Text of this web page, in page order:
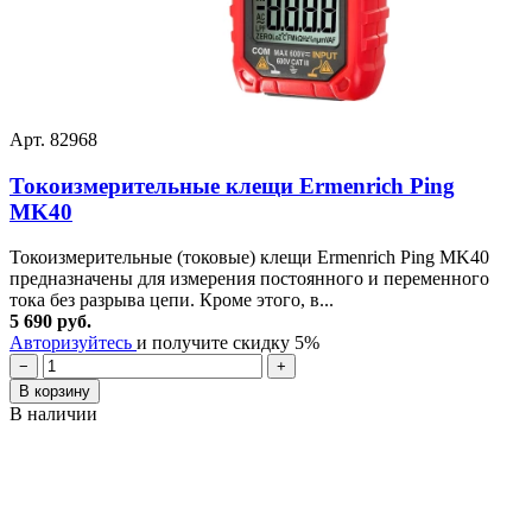
Арт. 82968
Токоизмерительные клещи Ermenrich Ping
MK40
Токоизмерительные (токовые) клещи Ermenrich Ping MK40
предназначены для измерения постоянного и переменного
тока без разрыва цепи. Кроме этого, в...
5 690 руб.
Авторизуйтесь и получите скидку 5%
−
+
В корзину
В наличии